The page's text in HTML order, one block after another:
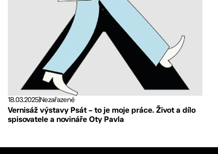
18.03.2025Nezařazené
Vernisáž výstavy Psát – to je moje práce. Život a dílo
spisovatele a novináře Oty Pavla